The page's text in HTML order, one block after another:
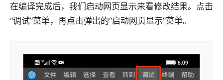
在编译完成后，我们启动网页显示来看修改结果。点击
“调试”菜单，再点击弹出的“启动网页显示”菜单。